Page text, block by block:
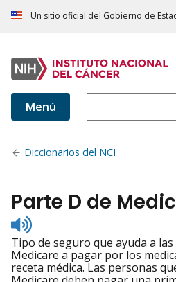
Un sitio oficial del Gobierno de
Menú
Diccionarios del NCI
Parte D de
Listen
to
pronunciation
Tipo de seguro que ayuda a
Medicare a pagar por los
receta médica. Las personas